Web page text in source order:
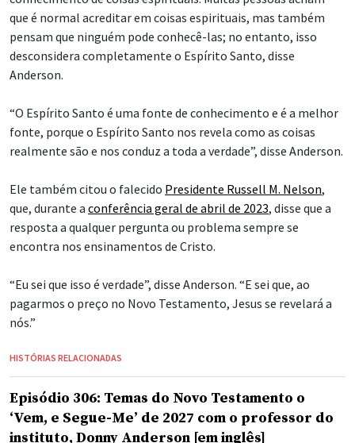
Christ of Latter-day Saints
Por Aimee Cobabe
Aimee Cobabe is a reporter for Church News.
Membros de A Igreja de Jesus Cristo dos Santos dos Últimos
Dias em todo o mundo trabalharam nos últimos meses para
facilitarem as doações de equipamentos e apoio educacional
Surabaia, Indonésia
Na Indonésia, membros de A Igreja de Jesus Cristo dos Santos
deficiência, com diversas doações.
Foram distribuídos 500 cestas básicas e kits de higiene para
Sidoarjo na quinta-feira, 25 de junho.
Membros de A Igreja de Jesus Cristo dos Santos dos Últimos Dias
entregam 500 pacotes de alimentos e kits de higiene para alunos de
65 escolas de educação especial em Surabaya e Sidoarjo, Indonésia,